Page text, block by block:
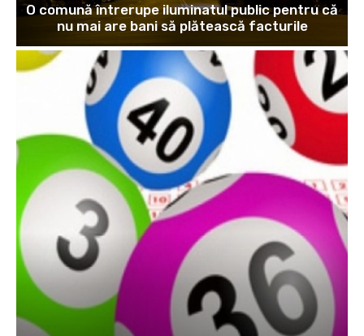
O comună întrerupe iluminatul public pentru că
nu mai are bani să plătească facturile